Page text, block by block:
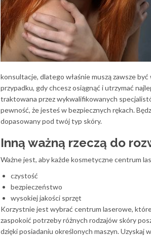
konsultacje, dlatego właśnie muszą zawsze
przypadku, gdy chcesz osiągnąć i utrzymać
traktowana przez wykwalifikowanych
pewność, że jesteś w bezpiecznych rękach.
dopasowany pod twój typ skóry.
Inną ważną rzeczą do
Ważne jest, aby każde kosmetyczne centrum
czystość
bezpieczeństwo
wysokiej jakości sprzęt
Korzystnie jest wybrać centrum laserowe,
zaspokoić potrzeby różnych rodzajów skóry
dzięki posiadaniu określonych maszyn. Uzyskaj